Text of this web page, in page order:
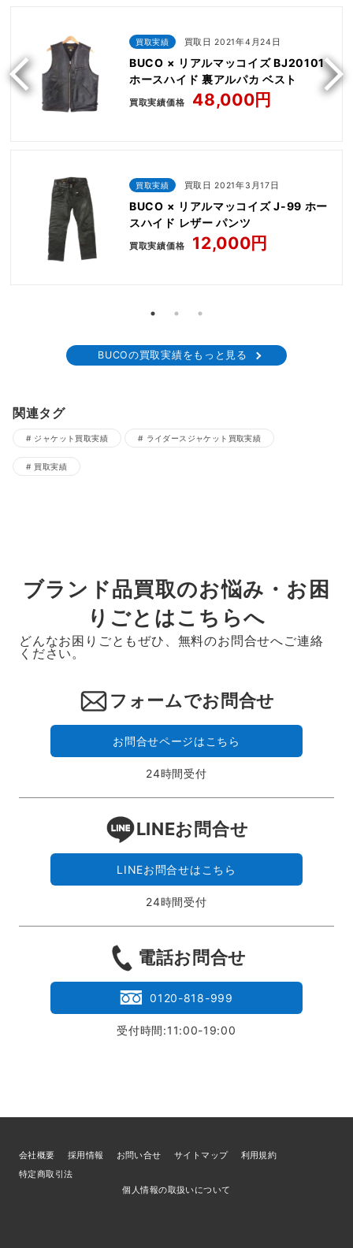
買取実績 買取日 2021年4月24日
BUCO × リアルマッコイズ BJ20101
ホースハイド 裏アルパカ ベスト
買取実績価格 48,000円
買取実績 買取日 2021年3月17日
BUCO × リアルマッコイズ J-99 ホー
スハイド レザー パンツ
買取実績価格 12,000円
BUCOの買取実績をもっと見る
関連タグ
ジャケット買取実績 ライダースジャケット買取実績
買取実績
ブランド品買取のお悩み・お困
りごとはこちらへ
どんなお困りごともぜひ、無料のお問合せへご連絡
ください。
フォームでお問合せ
お問合せページはこちら
24時間受付
LINEお問合せ
LINEお問合せはこちら
24時間受付
電話お問合せ
0120-818-999
受付時間:11:00-19:00
会社概要 採用情報 お問い合せ サイトマップ
利用規約
特定商取引法
個人情報の取扱いについて